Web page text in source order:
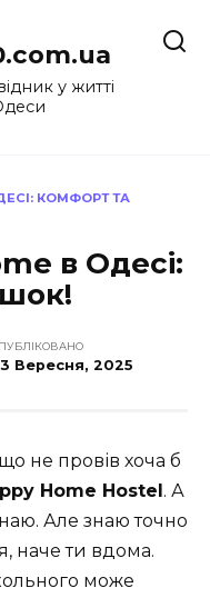
у житті
КОМФОРТ ТА
в Одесі:
Вересня, 2025
не провів хоча б
Home Hostel. А
Але знаю точно
наче ти вдома.
може